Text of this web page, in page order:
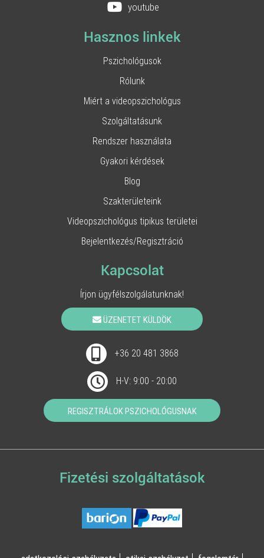
youtube
Hasznos linkek
Pszichológusok
Rólunk
Miért a videopszichológus
Szolgáltatásunk
Rendszer használata
Gyakori kérdések
Blog
Szakterületeink
Videopszichológus tipikus területei
Bejelentkezés/Regisztráció
Kapcsolat
Írjon ügyfélszolgálatunknak!
ÜZENETET KÜLDÖK
+36 20 481 3868
H-V: 9:00 - 20:00
REGISZTRÁLOK PSZICHOLÓGUSNAK
Fizetési szolgáltatások